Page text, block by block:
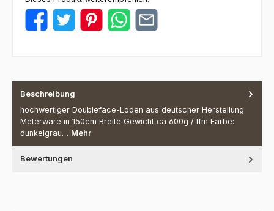
Beschreibung
hochwertiger Doubleface-Loden aus deutscher Herstellung
Meterware in 150cm Breite Gewicht ca 600g / lfm Farbe:
dunkelgrau… Mehr
Bewertungen